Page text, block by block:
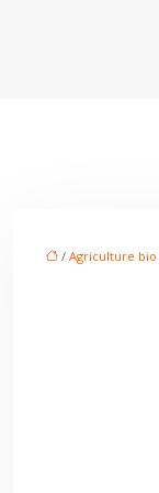
/ Agriculture bio